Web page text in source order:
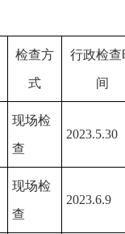
检查方
式
行政检查
间
现场检
查
2023.5.30
现场检
查
2023.6.9